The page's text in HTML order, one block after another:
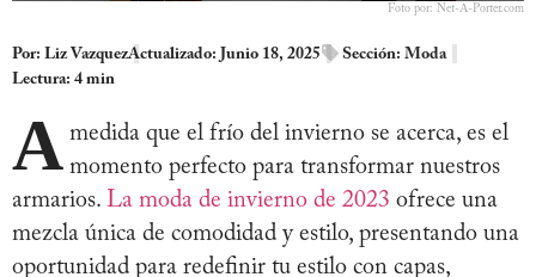
Foto por: Net-A-Porter.com
Por: Liz VazquezActualizado: Junio 18, 2025 Sección: Moda
Lectura: 4 min
A medida que el frío del invierno se acerca, es el
momento perfecto para transformar nuestros
armarios. La moda de invierno de 2023 ofrece una
mezcla única de comodidad y estilo, presentando una
oportunidad para redefinir tu estilo con capas,